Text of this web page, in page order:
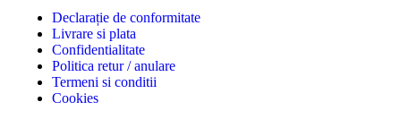
Declarație de conformitate
Livrare si plata
Confidentialitate
Politica retur / anulare
Termeni si conditii
Cookies